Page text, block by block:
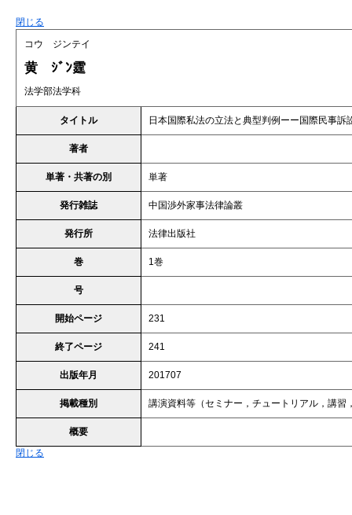
閉じる
コウ ジンテイ
黄 ｼﾞﾝ霆
法学部法学科
タイトル 日本国際私法の立法と典型判例ーー国際民事訴
著者
単著・共著の別 単著
発行雑誌 中国渉外家事法律論叢
発行所 法律出版社
巻 1巻
号
開始ページ 231
終了ページ 241
出版年月 201707
掲載種別 講演資料等（セミナー，チュートリアル，講習
概要
閉じる